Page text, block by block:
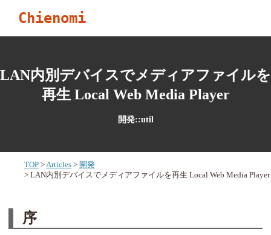
Chienomi
LAN内別デバイスでメディアファイルを
再生 Local Web Media Player
開発::util
TOP Articles
開発
LAN内別デバイスでメディアファイルを再生 Local Web Media Player
序